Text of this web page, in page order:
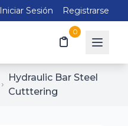
Iniciar Sesión Registrarse
0
Hydraulic Bar Steel
Cutttering